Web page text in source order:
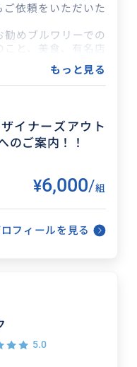
依頼をいただいた
めブルワリーでの
と、美食、有名店
アウトレットへのア
望に合わせてサポー
にご相談ください
のおしゃれな路
ご案内、ベルリ
もっと見る
イナーズアウト
のご案内！！
¥6,000/組
フィールを見る
5.0